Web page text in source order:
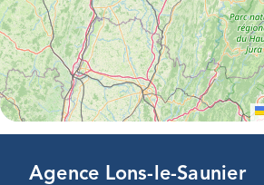
Agence Lons-le-Saunier